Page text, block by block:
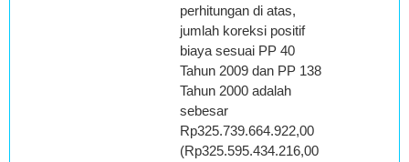
perhitungan di atas,
jumlah koreksi positif
biaya sesuai PP 40
Tahun 2009 dan PP 138
Tahun 2000 adalah
sebesar
Rp325.739.664.922,00
(Rp325.595.434.216,00